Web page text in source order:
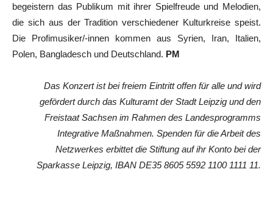
begeistern das Publikum mit ihrer Spielfreude und Melodien,
die sich aus der Tradition verschiedener Kulturkreise speist.
Die Profimusiker/-innen kommen aus Syrien, Iran, Italien,
Polen, Bangladesch und Deutschland. PM
Das Konzert ist bei freiem Eintritt offen für alle und wird
gefördert durch das Kulturamt der Stadt Leipzig und den
Freistaat Sachsen im Rahmen des Landesprogramms
Integrative Maßnahmen. Spenden für die Arbeit des
Netzwerkes erbittet die Stiftung auf ihr Konto bei der
Sparkasse Leipzig, IBAN DE35 8605 5592 1100 1111 11.